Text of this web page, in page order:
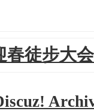
春徒步大